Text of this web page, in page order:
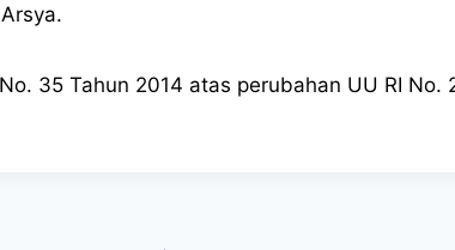
35 Tahun 2014 atas perubahan UU RI